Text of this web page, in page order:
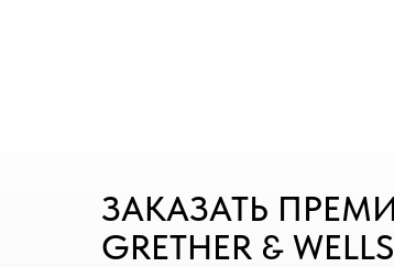
ЗАКАЗАТЬ
GRETHER &